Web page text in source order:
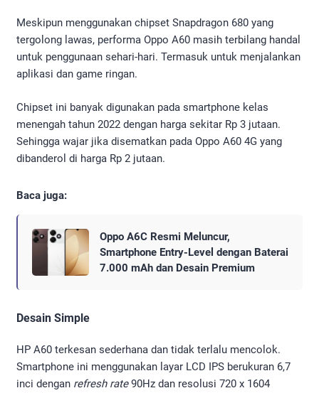
Meskipun menggunakan chipset Snapdragon 680 yang
tergolong lawas, performa Oppo A60 masih terbilang handal
untuk penggunaan sehari-hari. Termasuk untuk menjalankan
aplikasi dan game ringan.
Chipset ini banyak digunakan pada smartphone kelas
menengah tahun 2022 dengan harga sekitar Rp 3 jutaan.
Sehingga wajar jika disematkan pada Oppo A60 4G yang
dibanderol di harga Rp 2 jutaan.
Baca juga:
Oppo A6C Resmi Meluncur,
Smartphone Entry-Level dengan Baterai
7.000 mAh dan Desain Premium
Desain Simple
HP A60 terkesan sederhana dan tidak terlalu mencolok.
Smartphone ini menggunakan layar LCD IPS berukuran 6,7
inci dengan refresh rate90Hz dan resolusi 720 x 1604